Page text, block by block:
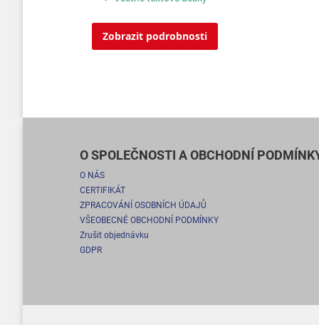
Zobrazit podrobnosti
O SPOLEČNOSTI A OBCHODNÍ
O NÁS
CERTIFIKÁT
ZPRACOVÁNÍ OSOBNÍCH ÚDAJŮ
VŠEOBECNÉ OBCHODNÍ PODMÍNKY
Zrušit objednávku
GDPR